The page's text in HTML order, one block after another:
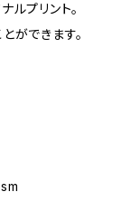
ルプリント。
ができます。